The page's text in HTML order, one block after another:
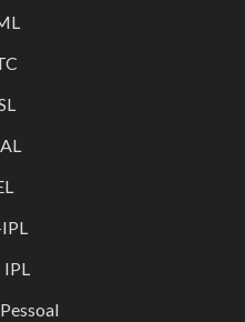
IPL